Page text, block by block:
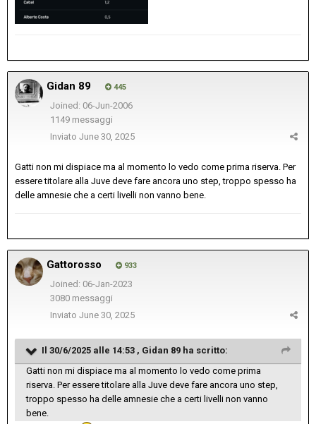
Gidan 89 445
Joined: 06-Jun-2006
1149 messaggi
Inviato June 30, 2025
Gatti non mi dispiace ma al momento lo vedo come prima riserva. Per
essere titolare alla Juve deve fare ancora uno step, troppo spesso ha
delle amnesie che a certi livelli non vanno bene.
Gattorosso 933
Joined: 06-Jan-2023
3080 messaggi
Inviato June 30, 2025
Il 30/6/2025 alle 14:53 , Gidan 89 ha scritto:
Gatti non mi dispiace ma al momento lo vedo come prima
riserva. Per essere titolare alla Juve deve fare ancora uno step,
troppo spesso ha delle amnesie che a certi livelli non vanno
bene.